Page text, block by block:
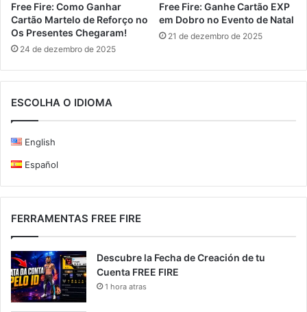
Free Fire: Como Ganhar
Cartão Martelo de Reforço no
Os Presentes Chegaram!
24 de dezembro de 2025
Free Fire: Ganhe Cartão EXP
em Dobro no Evento de Natal
21 de dezembro de 2025
ESCOLHA O IDIOMA
English
Español
FERRAMENTAS FREE FIRE
Descubre la Fecha de Creación de tu
Cuenta FREE FIRE
1 hora atras